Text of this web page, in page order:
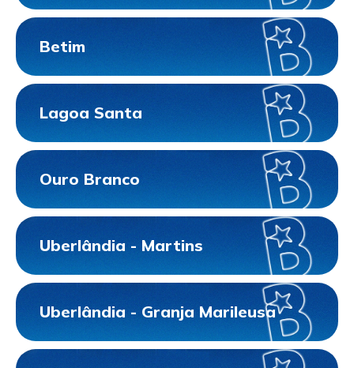
Betim
Lagoa Santa
Ouro Branco
Uberlândia - Martins
Uberlândia - Granja Marileusa